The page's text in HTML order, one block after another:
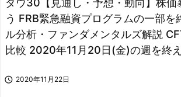
ダウ30【見通し・予想・動向】株価
う FRB緊急融資プログラムの一部を
ル分析・ファンダメンタルズ解説
比較 2020年11月20日(金)の週を終
 2020年11月22日